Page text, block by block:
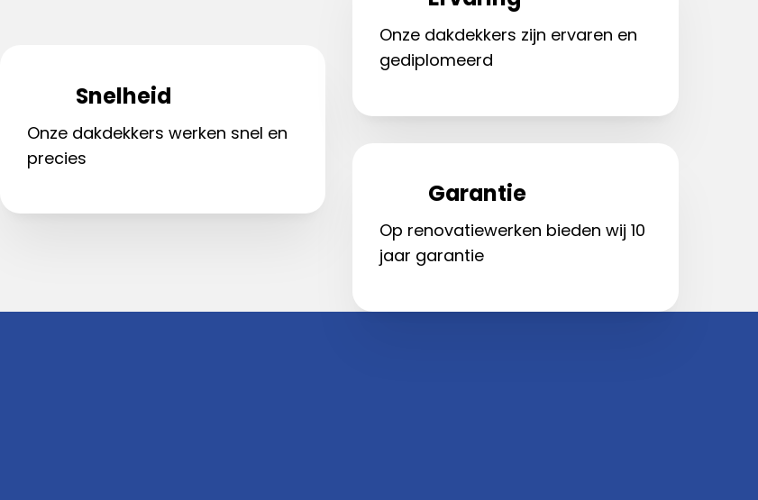
Snelheid
Onze dakdekkers werken snel en
precies
Onze dakdekkers zijn ervaren en
gediplomeerd
Garantie
Op renovatiewerken bieden wij 10
jaar garantie